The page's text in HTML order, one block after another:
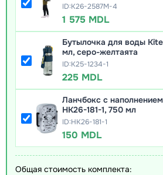
ID:K26-2587M-4
1 575 MDL
Бутылочка для воды
мл, серо-желтаята
ID:K25-1234-1
225 MDL
Ланчбокс с
HK26-181-1, 750 мл
ID:HK26-181-1
150 MDL
Общая стоимость комплекта: